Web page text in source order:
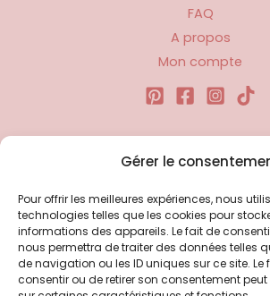
Gérer le
Pour offrir les meilleures expériences, nous
technologies telles que les cookies pour
informations des appareils. Le fait de
nous permettra de traiter des données telles
de navigation ou les ID uniques sur ce site. Le
consentir ou de retirer son consentement
FAQ
A propos
Mon compte
Liens utiles
Politique d’expédition
Politique de
Politique de
Conditions générales de vente